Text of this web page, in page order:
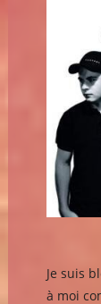
Je suis
à moi